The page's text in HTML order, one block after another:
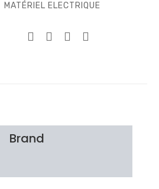
MATÉRIEL ELECTRIQUE
Brand